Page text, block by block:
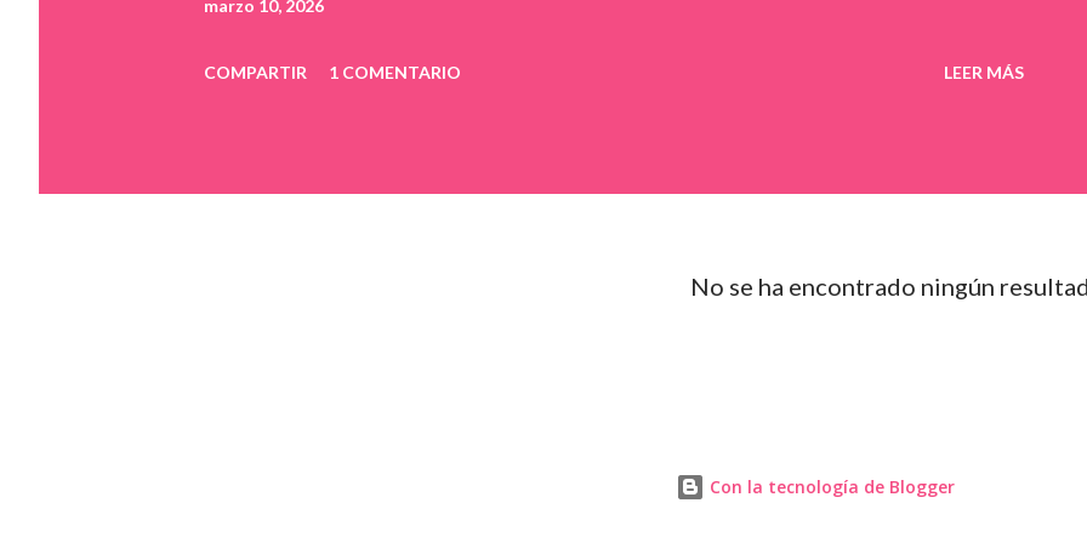
marzo 10, 2026
COMPARTIR 1 COMENTARIO LEER MÁS
No se ha encontrado ningún
Con la tecnología de Blogger